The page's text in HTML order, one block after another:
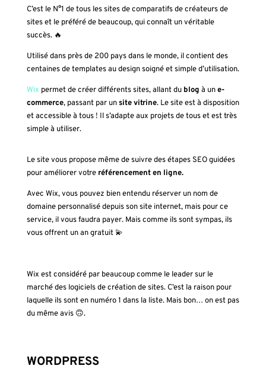
C’est le N°1 de tous les sites de comparatifs de créateurs de
sites et le préféré de beaucoup, qui connaît un véritable
succès. 🔥
Utilisé dans près de 200 pays dans le monde, il contient des
centaines de templates au design soigné et simple d’utilisation.
Wix permet de créer différents sites, allant du blog à une-
commerce, passant par unsite vitrine. Le site est à disposition
et accessible à tous ! Il s’adapte aux projets de tous et est très
simple à utiliser.
Le site vous propose même de suivre des étapes SEO guidées
pour améliorer votre référencement en ligne.
Avec Wix, vous pouvez bien entendu réserver un nom de
domaine personnalisé depuis son site internet, mais pour ce
service, il vous faudra payer. Mais comme ils sont sympas, ils
vous offrent un an gratuit 💫
Wix est considéré par beaucoup comme le leader sur le
marché des logiciels de création de sites. C’est la raison pour
laquelle ils sont en numéro 1 dans la liste. Mais bon… on est pas
du même avis 🙃.
WORDPRESS